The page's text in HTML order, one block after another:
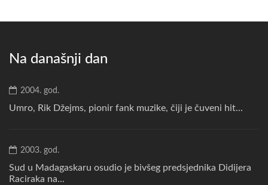
Na današnji dan
2004. god.
Umro, Rik Džejms, pionir fank muzike, čiji je čuveni hit...
2003. god.
Sud u Madagaskaru osudio je bivšeg predsjednika Didijera
Raciraka na...